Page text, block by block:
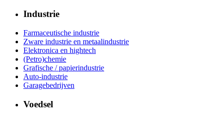
Industrie
Farmaceutische industrie
Zware industrie en metaalindustrie
Elektronica en hightech
(Petro)chemie
Grafische / papierindustrie
Auto-industrie
Garagebedrijven
Voedsel